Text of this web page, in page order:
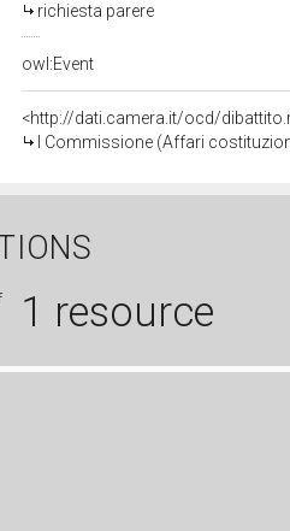
richiesta parere
owl:Event
<http://dati.camera.it/ocd/
I Commissione (Affari
1 resource